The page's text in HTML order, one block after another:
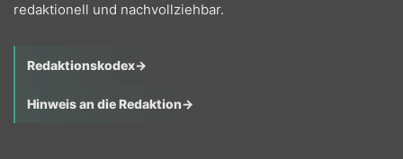
redaktionell und nachvollziehbar.
Redaktionskodex→
Hinweis an die Redaktion→